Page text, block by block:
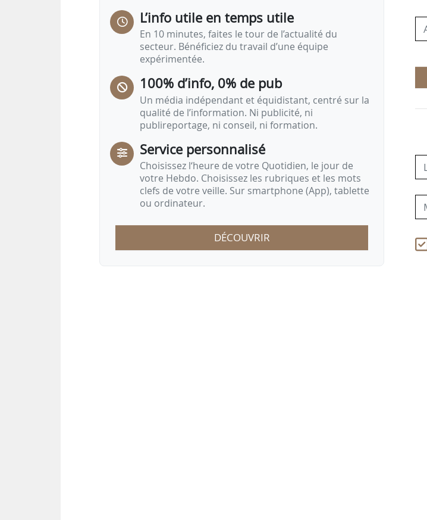
L’info utile en temps utile
En 10 minutes, faites le tour de l’actualité du
secteur. Bénéficiez du travail d’une équipe
expérimentée.
100% d’info, 0% de pub
Un média indépendant et équidistant, centré sur la
qualité de l’information. Ni publicité, ni
publireportage, ni conseil, ni formation.
Service personnalisé
Choisissez l‘heure de votre Quotidien, le jour de
votre Hebdo. Choisissez les rubriques et les mots
clefs de votre veille. Sur smartphone (App), tablette
ou ordinateur.
DÉCOUVRIR